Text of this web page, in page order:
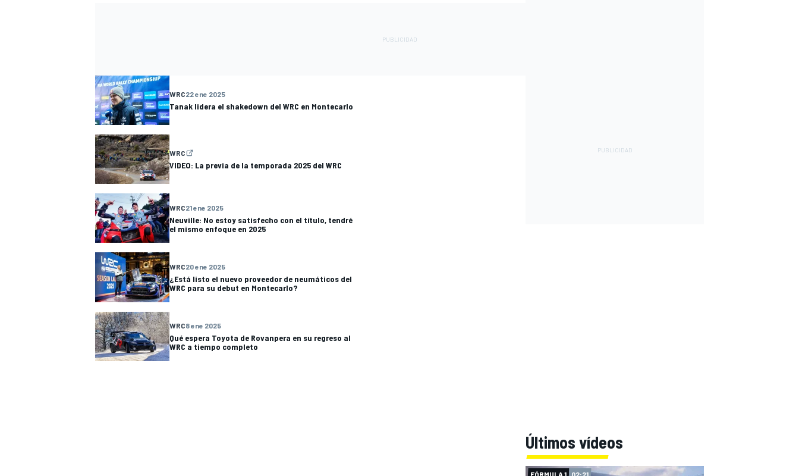
WRC22 ene 2025
Tanak lidera el shakedown del WRC en Montecarlo
WRC
VIDEO: La previa de la temporada 2025 del WRC
WRC21 ene 2025
Neuville: No estoy satisfecho con el título, tendré
el mismo enfoque en 2025
WRC20 ene 2025
¿Está listo el nuevo proveedor de neumáticos del
WRC para su debut en Montecarlo?
WRC8 ene 2025
Qué espera Toyota de Rovanpera en su regreso al
WRC a tiempo completo
Últimos vídeos
FÓRMULA 1 02:21